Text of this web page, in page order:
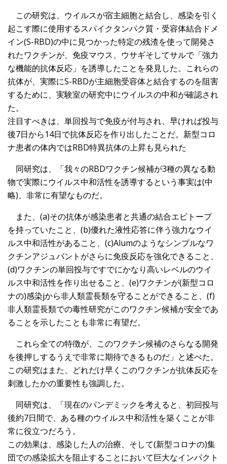
この研究は、ウイルスが宿主細胞と結合し、感染を引く
起こす際に使用するスパイクタンパク質・受容体結合ドメ
イン(S-RBD)の中に見つかった特定の残渣を使って開発さ
れたワクチンが、免疫マウス、ウサギそしてサルで「強力
な機能的抗体反応」を誘導したことを発見した。これらの
抗体が、実際にS-RBDが主細胞受容体と結合するのを阻害
するために、実験室の研究中にウイルスの中和が確認され
た。
注目すべきは、単回投与で免疫が付与され、早ければ投与
後7日から14日で抗体反応を作り出したことだ。新型コロ
ナ患者の体内ではRBD特異抗体の上昇も見られた
同研究は、「我々のRBDワクチン候補が3種の異なる動
物で実際にウイルス中和活性を誘導するという事実は(中
略)、非常に有望なものだ。
また、(a)その抗体が感染患者と共通の結合エピトープ
を持っていたこと、(b)優れた液性応答に伴う強力なウイ
ルス中和活性があること、(c)Alumのようなシンプルなワ
クチンアジュバントがさらに免疫反応を強化できること、
(d)ワクチンの単回投与ですでにかなり高いレベルのウイ
ルス中和活性を作り出せること、(e)ワクチンが(新型コロ
ナの)感染jから非人類霊長類を守ることができること、(f)
非人類霊長類での毒性研究がこのワクチン候補が安全であ
ることを示したことも非常に有望だ。
これら全ての特徴が、このワクチン候補のさらなる開発
を後押しするうえで非常に期待できるものだ」と述べた。
この研究はまた、どれだけ早くこのワクチンが抗体反応を
刺激したかの重要性も強調した。
同研究は、「現在のパンデミックを考えると、初回投与
後約7日間で、ある種のウイルス中和活性を築くことが非
常に役立つだろう。
この効果は、感染した人の治療、そして(新型コロナの)集
団での感染拡大を阻止することにおいて巨大なインパクト